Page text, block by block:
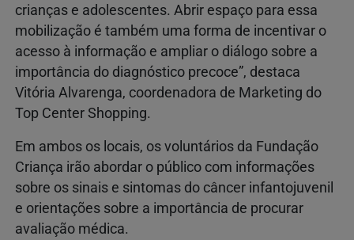
crianças e adolescentes. Abrir espaço para essa
mobilização é também uma forma de incentivar o
acesso à informação e ampliar o diálogo sobre a
importância do diagnóstico precoce”, destaca
Vitória Alvarenga, coordenadora de Marketing do
Top Center Shopping.
Em ambos os locais, os voluntários da Fundação
Criança irão abordar o público com informações
sobre os sinais e sintomas do câncer infantojuvenil
e orientações sobre a importância de procurar
avaliação médica.